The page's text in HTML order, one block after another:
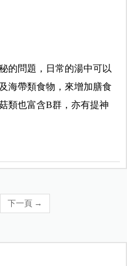
的問題，日常的湯中可以
海帶類食物，來增加膳食
類也富含B群，亦有提神
下一頁 →